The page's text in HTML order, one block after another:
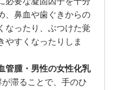
、鼻血や歯ぐきからの
なったり、ぶつけた覚
やすくなったりしま
管腫・男性の女性化乳
滞ることで、手のひ